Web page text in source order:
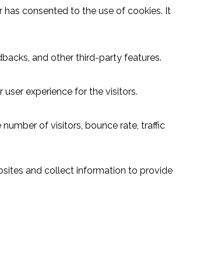
has consented to the use of cookies. It
and other third-party features.
experience for the visitors.
of visitors, bounce rate, traffic
and collect information to provide